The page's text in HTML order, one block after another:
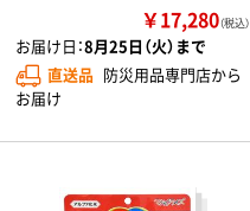
￥17,280（税込）
お届け日：8月25日（火）まで
直送品 防災用品専門店から
お届け